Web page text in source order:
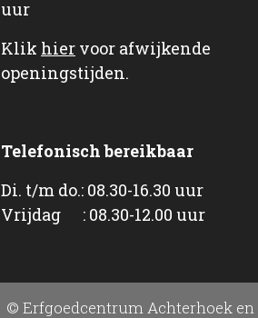
uur
Klik hier voor afwijkende
openingstijden.
Telefonisch bereikbaar
Di. t/m do.: 08.30-16.30 uur
Vrijdag : 08.30-12.00 uur
© Erfgoedcentrum Achterhoek en